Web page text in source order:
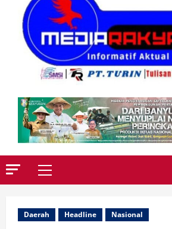
Primary
Daerah Headline Nasional